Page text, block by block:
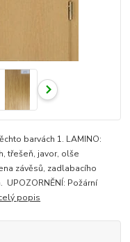
barvách 1. LAMINO:
třešeň, javor, olše
závěsů, zadlabacího
Požární
popis